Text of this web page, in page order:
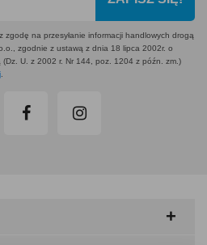
zgodę na przesyłanie informacji handlowych drogą
zgodnie z ustawą z dnia 18 lipca 2002r. o
U. z 2002 r. Nr 144, poz. 1204 z późn. zm.)
.